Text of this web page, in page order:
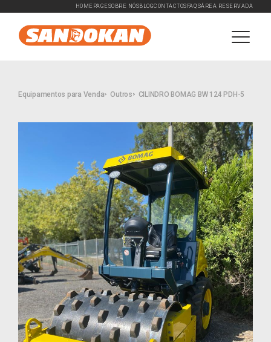
HOMEPAGE SOBRE NÓSBLOGCONTACTOS FAQ'SÁREA RESERVADA
Equipamentos para Venda Outros CILINDRO BOMAG BW 124 PDH-5